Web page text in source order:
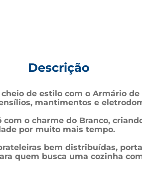
Descrição
de estilo com o Armário
mantimentos e
o charme do Branco,
por muito mais tempo.
bem distribuídas,
quem busca uma cozinha